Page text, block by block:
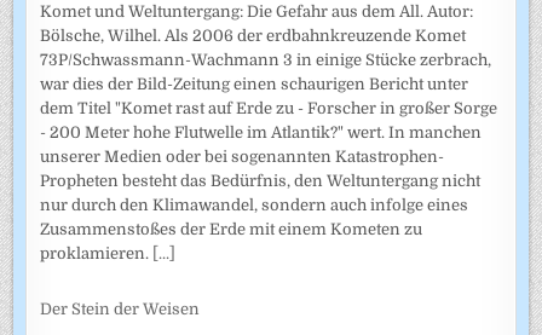
Komet und Weltuntergang: Die Gefahr aus dem All. Autor:
Bölsche, Wilhel. Als 2006 der erdbahnkreuzende Komet
73P/Schwassmann-Wachmann 3 in einige Stücke zerbrach,
war dies der Bild-Zeitung einen schaurigen Bericht unter
dem Titel "Komet rast auf Erde zu - Forscher in großer Sorge
- 200 Meter hohe Flutwelle im Atlantik?" wert. In manchen
unserer Medien oder bei sogenannten Katastrophen-
Propheten besteht das Bedürfnis, den Weltuntergang nicht
nur durch den Klimawandel, sondern auch infolge eines
Zusammenstoßes der Erde mit einem Kometen zu
proklamieren. [...]
Der Stein der Weisen